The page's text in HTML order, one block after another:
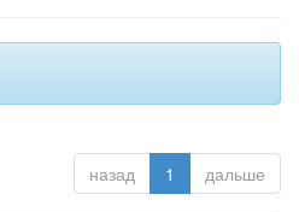
назад 1 дальше